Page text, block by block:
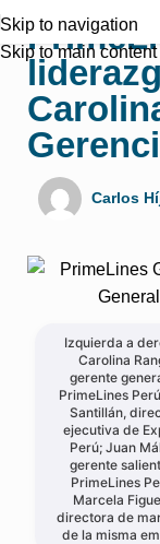
Skip to navigation
Skip to main content
Carlos
Izquierda a
Carolina
gerente
PrimeLines
Santillán,
ejecutiva de
Perú; Juan
gerente
PrimeLines
Marcela
directora de
de la misma